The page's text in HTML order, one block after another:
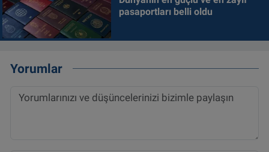
pasaportları belli oldu
Yorumlar